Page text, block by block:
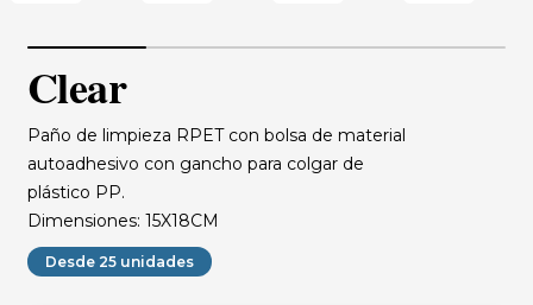
Clear
Paño de limpieza RPET con bolsa de material
autoadhesivo con gancho para colgar de
plástico PP.
Dimensiones: 15X18CM
Desde 25 unidades